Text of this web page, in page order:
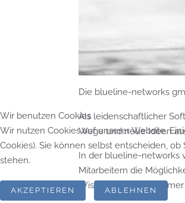
Die blueline-networks
Als leidenschaftlicher
Wege und neue Ideen
In der blueline-networks
Mitarbeitern die
Wissen, dass jeder
Wir benutzen Cookies
Wir nutzen Cookies auf unserer Website.
Cookies). Sie können selbst entscheiden,
stehen.
AKZEPTIEREN ABLEHNEN